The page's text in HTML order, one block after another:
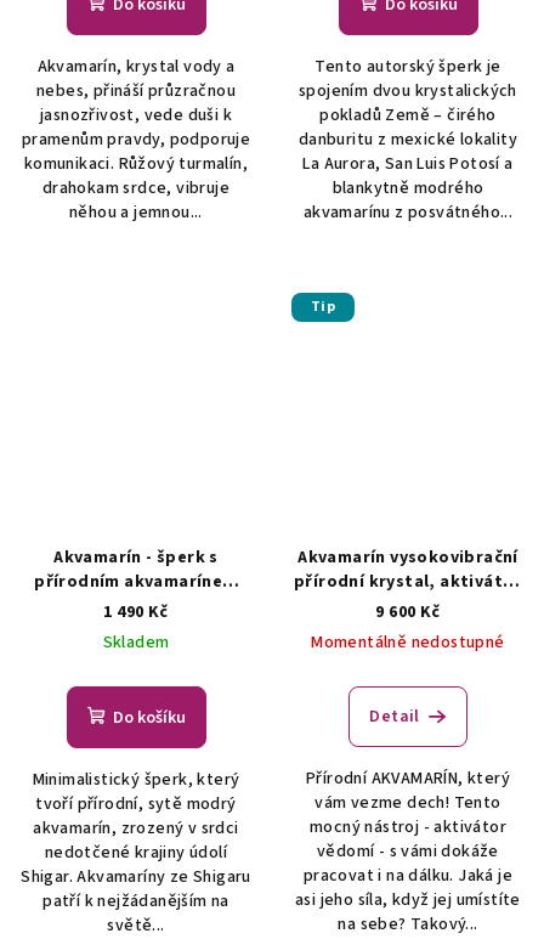
Do košíku
Akvamarín, krystal vody a
nebes, přináší průzračnou
jasnozřivost, vede duši k
pramenům pravdy, podporuje
komunikaci. Růžový turmalín,
drahokam srdce, vibruje
něhou a jemnou...
Do košíku
Tento autorský šperk je
spojením dvou krystalických
pokladů Země – čirého
danburitu z mexické lokality
La Aurora, San Luis Potosí a
blankytně modrého
akvamarínu z posvátného...
Akvamarín - šperk s
přírodním akvamarínem
ŠPERKY S PŘÍRODNÍMI
KRYSTALY
1 490 Kč
Skladem
Do košíku
Minimalistický šperk, který
tvoří přírodní, sytě modrý
akvamarín, zrozený v srdci
nedotčené krajiny údolí
Shigar. Akvamaríny ze Shigaru
patří k nejžádanějším na
světě...
Tip
Akvamarín vysokovibrační
přírodní krystal, aktivátor
vědomí - šperk s
akvamarínem
ŠPERKY S
PŘÍRODNÍMI KRYSTALY
9 600 Kč
Momentálně nedostupné
Detail
Přírodní AKVAMARÍN, který
vám vezme dech! Tento
mocný nástroj - aktivátor
vědomí - s vámi dokáže
pracovat i na dálku. Jaká je
asi jeho síla, když jej umístíte
na sebe? Takový...